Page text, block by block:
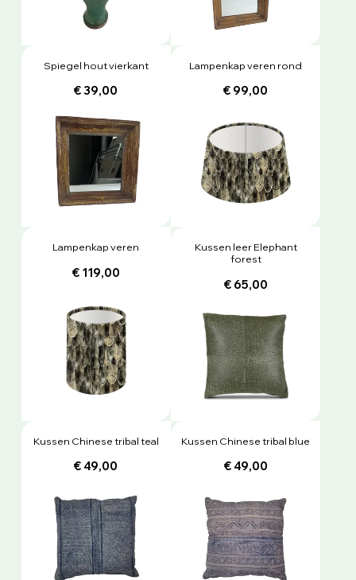
Spiegel hout vierkant
€ 39,00
Lampenkap veren rond
€ 99,00
Lampenkap veren
€ 119,00
Kussen leer Elephant
forest
€ 65,00
Kussen Chinese tribal teal
€ 49,00
Kussen Chinese tribal blue
€ 49,00